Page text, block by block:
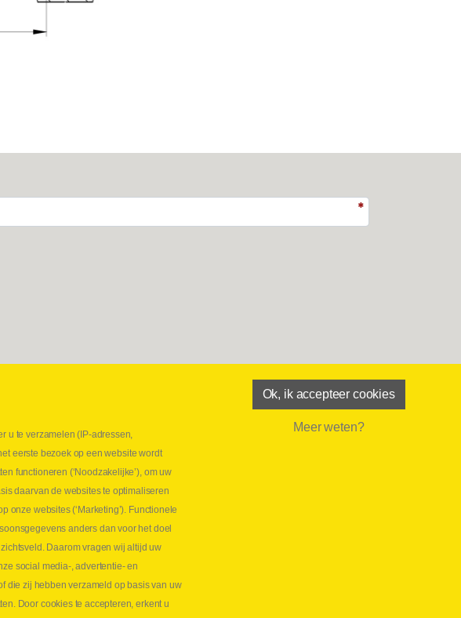
⏳ Laatste maand Webtec-promotie!
⏳ Laatste kans voor onze promo
snelkoppelingen!
1 juni 2026
Lees meer NL
u te verzamelen (IP-adressen,
eerste bezoek op een website wordt
functioneren (‘Noodzakelijke’), om uw
daarvan de websites te optimaliseren
onze websites (‘Marketing’). Functionele
anders dan voor het doel
Daarom vragen wij altijd uw
social media-, advertentie- en
die zij hebben verzameld op basis van uw
Door cookies te accepteren, erkent u
Ok, ik accepteer cookies
Meer weten?